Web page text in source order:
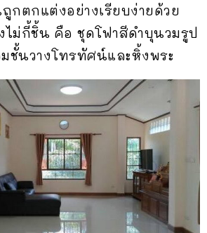
ตกแต่งอย่างเรียบง่ายด้วย
ไม่กี้ชิ้น คือ ชุดโฟาสีดำบุนวมรูป
ชั้นวางโทรทัศน์และหิ้งพระ